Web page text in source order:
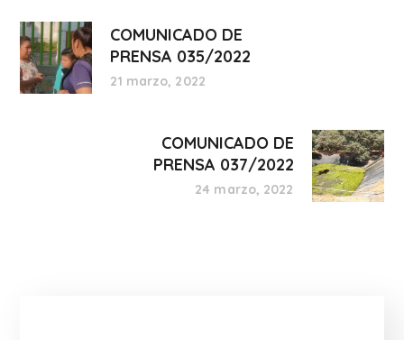
COMUNICADO DE
PRENSA 035/2022
21 marzo, 2022
COMUNICADO DE
PRENSA 037/2022
24 marzo, 2022